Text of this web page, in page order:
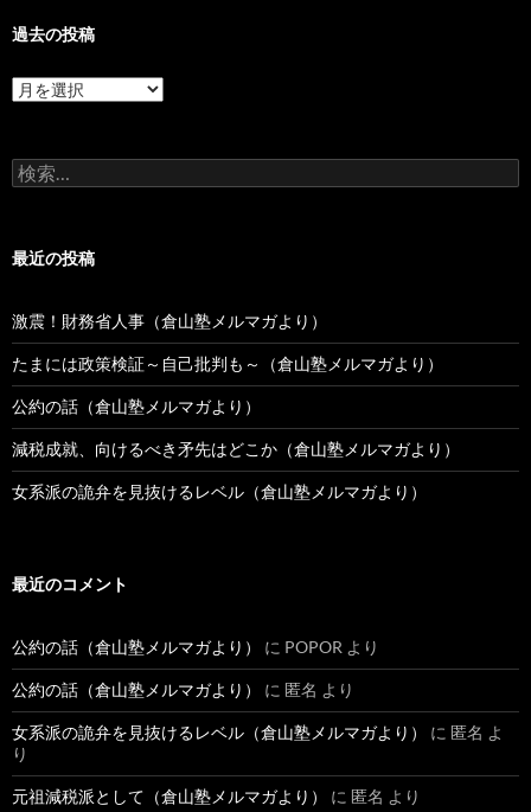
過去の投稿
過
去
稿
検
索:
最近の投稿
激震！財務省人事（倉山塾メルマガより）
たまには政策検証～自己批判も～（倉山塾メルマガより）
公約の話（倉山塾メルマガより）
減税成就、向けるべき矛先はどこか（倉山塾メルマガより）
女系派の詭弁を見抜けるレベル（倉山塾メルマガより）
最近のコメント
公約の話（倉山塾メルマガより） に POPOR より
公約の話（倉山塾メルマガより） に 匿名 より
女系派の詭弁を見抜けるレベル（倉山塾メルマガより） に 匿名 よ
り
元祖減税派として（倉山塾メルマガより） に 匿名 より